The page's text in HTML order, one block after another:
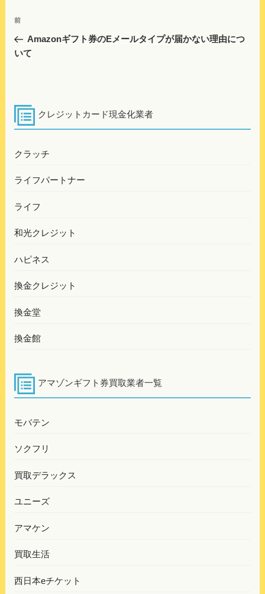
投
ナ
シ
ョ
前
の
投
前
Amazonギフト券のEメールタイプが届かない理由につ
いて
クレジットカード現金化業者
クラッチ
ライフパートナー
ライフ
和光クレジット
ハピネス
換金クレジット
換金堂
換金館
アマゾンギフト券買取業者一覧
モバテン
ソクフリ
買取デラックス
ユニーズ
アマケン
買取生活
西日本eチケット